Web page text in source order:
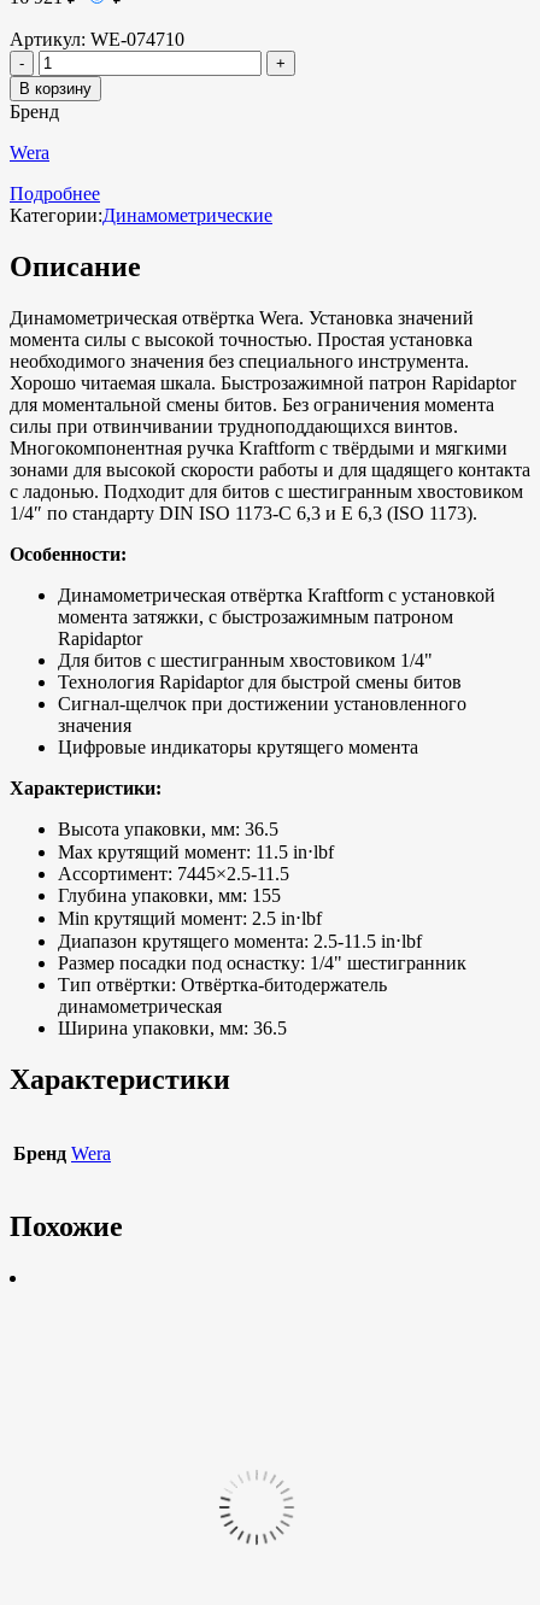
Артикул: WE-074710
В корзину
Бренд
Wera
Подробнее
Категории:Динамометрические
Описание
Динамометрическая отвёртка Wera. Установка значений
момента силы с высокой точностью. Простая установка
необходимого значения без специального инструмента.
Хорошо читаемая шкала. Быстрозажимной патрон Rapidaptor
для моментальной смены битов. Без ограничения момента
силы при отвинчивании трудноподдающихся винтов.
Многокомпонентная ручка Kraftform с твёрдыми и мягкими
зонами для высокой скорости работы и для щадящего контакта
с ладонью. Подходит для битов с шестигранным хвостовиком
1/4″ по стандарту DIN ISO 1173-C 6,3 и E 6,3 (ISO 1173).
Особенности:
Динамометрическая отвёртка Kraftform с установкой
момента затяжки, с быстрозажимным патроном
Rapidaptor
Для битов с шестигранным хвостовиком 1/4"
Технология Rapidaptor для быстрой смены битов
Сигнал-щелчок при достижении установленного
значения
Цифровые индикаторы крутящего момента
Характеристики:
Высота упаковки, мм: 36.5
Max крутящий момент: 11.5 in⋅lbf
Ассортимент: 7445×2.5-11.5
Глубина упаковки, мм: 155
Min крутящий момент: 2.5 in⋅lbf
Диапазон крутящего момента: 2.5-11.5 in⋅lbf
Размер посадки под оснастку: 1/4" шестигранник
Тип отвёртки: Отвёртка-битодержатель
динамометрическая
Ширина упаковки, мм: 36.5
Характеристики
Бренд Wera
Похожие